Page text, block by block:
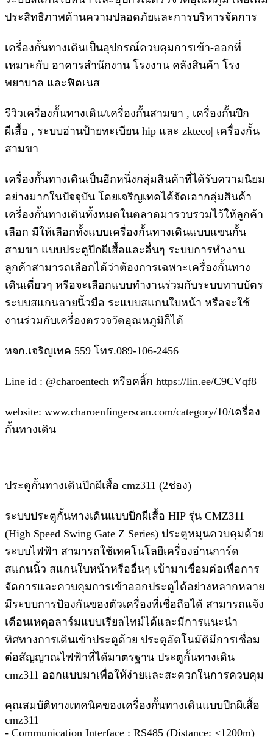
ประสิทธิภาพด้านความปลอดภัยและการบริหารจัดการ
เครื่องกั้นทางเดินเป็นอุปกรณ์ควบคุมการเข้า-ออกที่
เหมาะกับ อาคารสำนักงาน โรงงาน คลังสินค้า โรง
พยาบาล และฟิตเนส
รีวิวเครื่องกั้นทางเดิน/เครื่องกั้นสามขา , เครื่องกั้นปีก
ผีเสื้อ , ระบบอ่านป้ายทะเบียน hip และ zkteco| เครื่องกั้น
สามขา
เครื่องกั้นทางเดินเป็นอีกหนึ่งกลุ่มสินค้าที่ได้รับความนิยม
อย่างมากในปัจจุบัน โดยเจริญเทคได้จัดเอากลุ่มสินค้า
เครื่องกั้นทางเดินทั้งหมดในตลาดมารวบรวมไว้ให้ลูกค้า
เลือก มีให้เลือกทั้งแบบเครื่องกั้นทางเดินแบบแขนกั้น
สามขา แบบประตูปีกผีเสื้อและอื่นๆ ระบบการทำงาน
ลูกค้าสามารถเลือกได้ว่าต้องการเฉพาะเครื่องกั้นทาง
เดินเดี่ยวๆ หรือจะเลือกแบบทำงานร่วมกับระบบทาบบัตร
ระบบสแกนลายนิ้วมือ ระแบบสแกนใบหน้า หรือจะใช้
งานร่วมกับเครื่องตรวจวัดอุณหภูมิก็ได้
หจก.เจริญเทค 559 โทร.089-106-2456
Line id : @charoentech หรือคลิ้ก https://lin.ee/C9CVqf8
website: www.charoenfingerscan.com/category/10/เครื่อง
กั้นทางเดิน
ประตูกั้นทางเดินปีกผีเสื้อ cmz311 (2ช่อง)
ระบบประตูกั้นทางเดินแบบปีกผีเสื้อ HIP รุ่น CMZ311
(High Speed Swing Gate Z Series) ประตูหมุนควบคุมด้วย
ระบบไฟฟ้า สามารถใช้เทคโนโลยีเครื่องอ่านการ์ด
สแกนนิ้ว สแกนใบหน้าหรืออื่นๆ เข้ามาเชื่อมต่อเพื่อการ
จัดการและควบคุมการเข้าออกประตูได้อย่างหลากหลาย
มีระบบการป้องกันของตัวเครื่องที่เชื่อถือได้ สามารถแจ้ง
เตือนเหตุอลาร์มแบบเรียลไทม์ได้และมีการแนะนำ
ทิศทางการเดินเข้าประตูด้วย ประตูอัตโนมัติมีการเชื่อม
ต่อสัญญาณไฟฟ้าที่ได้มาตรฐาน ประตูกั้นทางเดิน
cmz311 ออกแบบมาเพื่อให้ง่ายและสะดวกในการควบคุม
คุณสมบัติทางเทคนิคของเครื่องกั้นทางเดินแบบปีกผีเสื้อ
cmz311
- Communication Interface : RS485 (Distance: ≤1200m)